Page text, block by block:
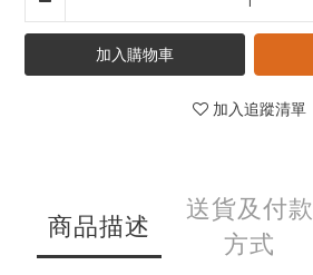
加入購物車
加入追蹤清單
商品描述
送貨及付款
方式